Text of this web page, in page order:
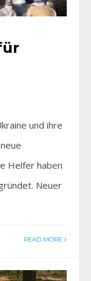
und ihre
Helfer haben
Neuer
READ MORE